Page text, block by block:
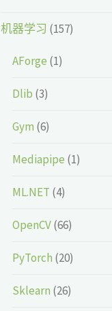
机器学习 (157)
AForge (1)
Dlib (3)
Gym (6)
Mediapipe (1)
ML.NET (4)
OpenCV(66)
PyTorch (20)
Sklearn (26)